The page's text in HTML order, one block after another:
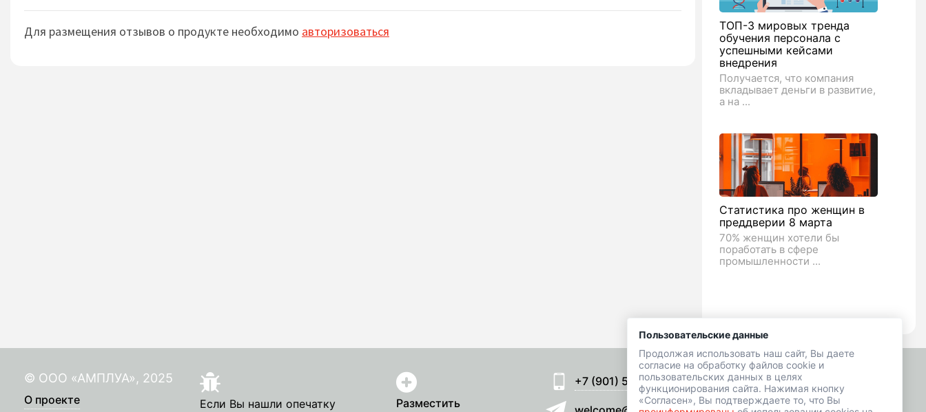
Для размещения отзывов о продукте необходимо авторизоваться
ТОП-3 мировых тренда
обучения персонала с
успешными кейсами
внедрения
Получается, что компания
вкладывает деньги в развитие,
а на ...
Статистика про женщин в
преддверии 8 марта
70% женщин хотели бы
поработать в сфере
промышленности ...
Пользовательские данные
Продолжая использовать наш сайт, Вы даете
согласие на обработку файлов cookie и
пользовательских данных в целях
функционирования сайта. Нажимая кнопку
«Согласен», Вы подтверждаете то, что Вы
© ООО «АМПЛУА», 2025
О проекте
Если Вы нашли опечатку
Разместить
+7 (901) 518-01-49 Подписаться на рассылку